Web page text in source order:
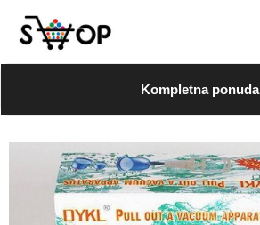
Kompletna ponuda